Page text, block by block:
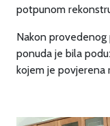
potpunom
Nakon
ponuda je bila
kojem je povjerena